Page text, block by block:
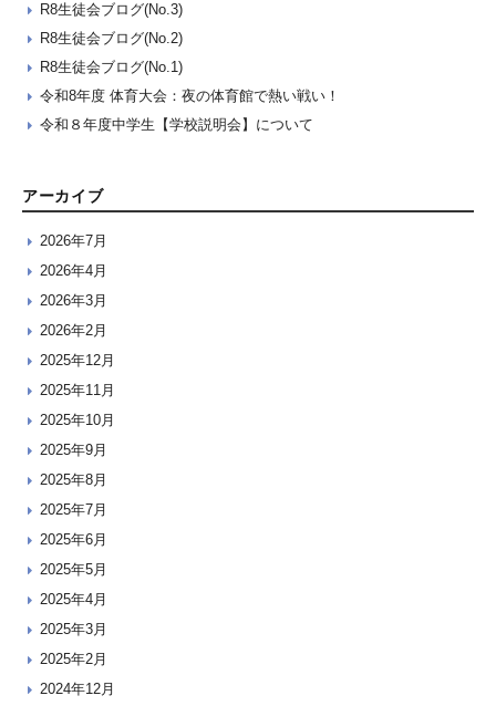
R8生徒会ブログ(No.3)
R8生徒会ブログ(No.2)
R8生徒会ブログ(No.1)
令和8年度 体育大会：夜の体育館で熱い戦い！
令和８年度中学生【学校説明会】について
アーカイブ
2026年7月
2026年4月
2026年3月
2026年2月
2025年12月
2025年11月
2025年10月
2025年9月
2025年8月
2025年7月
2025年6月
2025年5月
2025年4月
2025年3月
2025年2月
2024年12月